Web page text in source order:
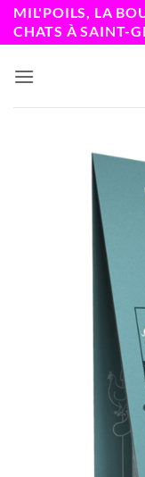
Passer
au
MIL'POILS, LA
CHATS À SAINT-